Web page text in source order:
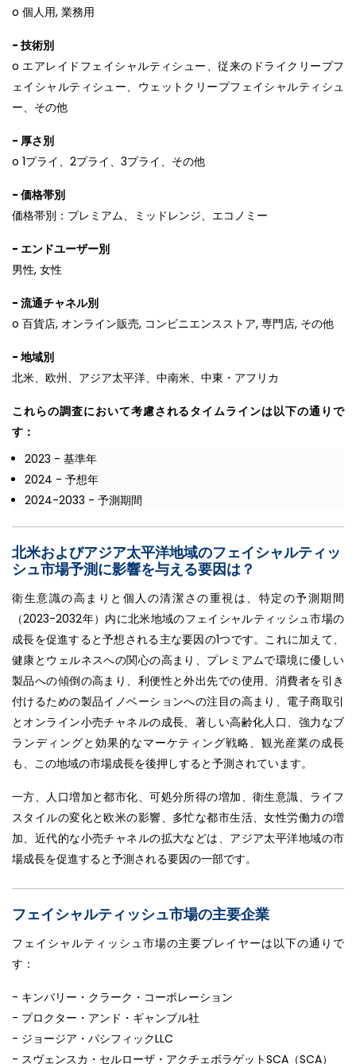
o 個人用, 業務用
- 技術別
o エアレイドフェイシャルティシュー、従来のドライクリープフ
ェイシャルティシュー、ウェットクリープフェイシャルティシュ
ー、その他
- 厚さ別
o 1プライ、2プライ、3プライ、その他
- 価格帯別
価格帯別：プレミアム、ミッドレンジ、エコノミー
- エンドユーザー別
男性, 女性
- 流通チャネル別
o 百貨店, オンライン販売, コンビニエンスストア, 専門店, その他
- 地域別
北米、欧州、アジア太平洋、中南米、中東・アフリカ
これらの調査において考慮されるタイムラインは以下の通りで
す：
2023 - 基準年
2024 - 予想年
2024-2033 - 予測期間
北米およびアジア太平洋地域のフェイシャルティッ
シュ市場予測に影響を与える要因は？
衛生意識の高まりと個人の清潔さの重視は、特定の予測期間
（2023-2032年）内に北米地域のフェイシャルティッシュ市場の
成長を促進すると予想される主な要因の1つです。これに加えて、
健康とウェルネスへの関心の高まり、プレミアムで環境に優しい
製品への傾倒の高まり、利便性と外出先での使用、消費者を引き
付けるための製品イノベーションへの注目の高まり、電子商取引
とオンライン小売チャネルの成長、著しい高齢化人口、強力なブ
ランディングと効果的なマーケティング戦略、観光産業の成長
も、この地域の市場成長を後押しすると予測されています。
一方、人口増加と都市化、可処分所得の増加、衛生意識、ライフ
スタイルの変化と欧米の影響、多忙な都市生活、女性労働力の増
加、近代的な小売チャネルの拡大などは、アジア太平洋地域の市
場成長を促進すると予測される要因の一部です。
フェイシャルティッシュ市場の主要企業
フェイシャルティッシュ市場の主要プレイヤーは以下の通りで
す：
- キンバリー・クラーク・コーポレーション
- プロクター・アンド・ギャンブル社
- ジョージア・パシフィックLLC
- スヴェンスカ・セルローザ・アクチェボラゲットSCA（SCA）